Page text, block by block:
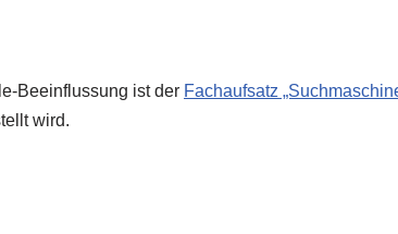
Beeinflussung ist der Fachaufsatz
wird.